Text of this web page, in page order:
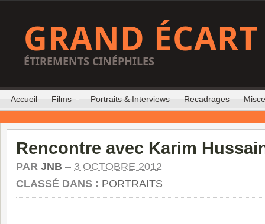
GRAND ÉCART
ÉTIREMENTS CINÉPHILES
Accueil Films Portraits & Interviews Recadrages
Rencontre avec Karim
PAR JNB – 3 OCTOBRE 2012
CLASSÉ DANS : PORTRAITS